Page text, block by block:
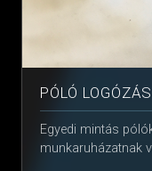
PÓLÓ LOGÓZÁS
Egyedi mintás
munkaruházatnak